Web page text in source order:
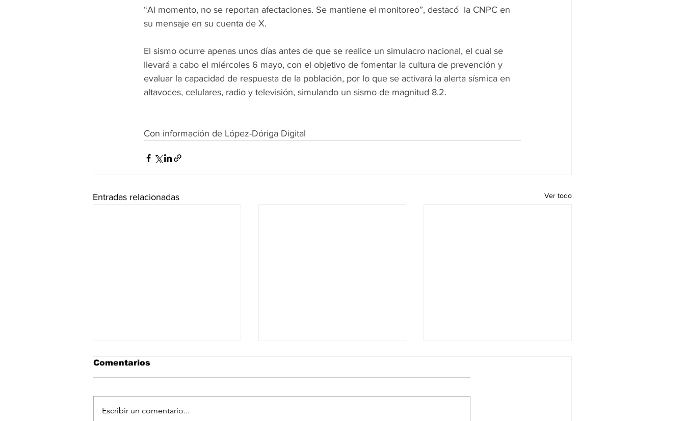
“Al momento, no se reportan afectaciones. Se mantiene el monitoreo”, destacó  la CNPC en
su mensaje en su cuenta de X.
El sismo ocurre apenas unos días antes de que se realice un simulacro nacional, el cual se
llevará a cabo el miércoles 6 mayo, con el objetivo de fomentar la cultura de prevención y
evaluar la capacidad de respuesta de la población, por lo que se activará la alerta sísmica en
altavoces, celulares, radio y televisión, simulando un sismo de magnitud 8.2.
Con información de López-Dóriga Digital
Entradas relacionadas Ver todo
Comentarios
Escribir un comentario...